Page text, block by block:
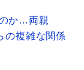
か…両親
の複雑な関係